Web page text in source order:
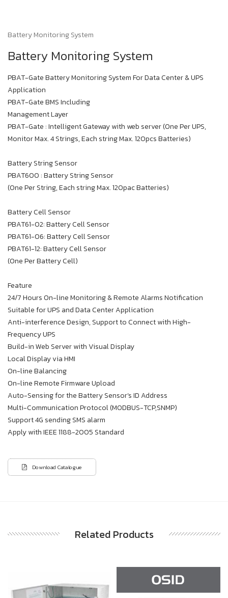
Battery Monitoring System
Battery Monitoring System
PBAT-Gate Battery Monitoring System For Data Center & UPS
Application
PBAT-Gate BMS Including
Management Layer
PBAT-Gate : Intelligent Gateway with web server (One Per UPS,
Monitor Max. 4 Strings, Each string Max. 120pcs Batteries)
Battery String Sensor
PBAT600 : Battery String Sensor
(One Per String, Each string Max. 120pac Batteries)
Battery Cell Sensor
PBAT61-02: Battery Cell Sensor
PBAT61-06: Battery Cell Sensor
PBAT61-12: Battery Cell Sensor
(One Per Battery Cell)
Feature
24/7 Hours On-line Monitoring & Remote Alarms Notification
Suitable for UPS and Data Center Application
Anti-interference Design, Support to Connect with High-
Frequency UPS
Build-in Web Server with Visual Display
Local Display via HMI
On-line Balancing
On-line Remote Firmware Upload
Auto-Sensing for the Battery Sensor’s ID Address
Multi-Communication Protocol (MODBUS-TCP,SNMP)
Support 4G sending SMS alarm
Apply with IEEE 1188-2005 Standard
Download Catalogue
Related Products